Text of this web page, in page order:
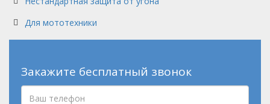
Для мототехники
Закажите бесплатный звонок